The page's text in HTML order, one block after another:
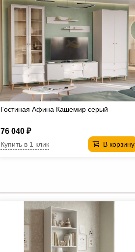
Гостиная Афина Кашемир серый
76 040 ₽
В корзину
Купить в 1 клик